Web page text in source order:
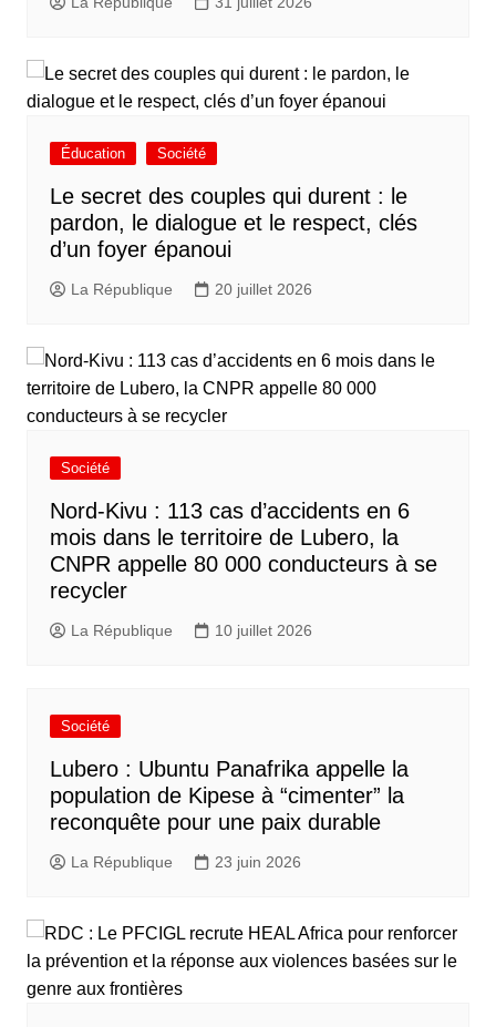
Éducation Société
Le secret des couples qui durent : le
pardon, le dialogue et le respect, clés
d’un foyer épanoui
La République 20 juillet 2026
Société
Nord-Kivu : 113 cas d’accidents en 6
mois dans le territoire de Lubero, la
CNPR appelle 80 000 conducteurs à se
recycler
La République 10 juillet 2026
Société
Lubero : Ubuntu Panafrika appelle la
population de Kipese à “cimenter” la
reconquête pour une paix durable
La République 23 juin 2026